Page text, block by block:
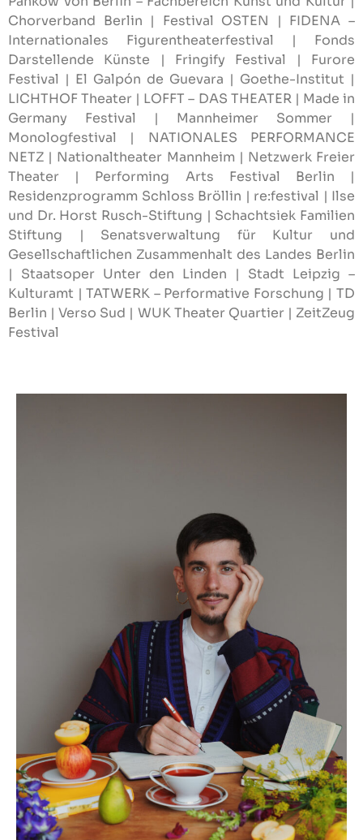
Chorverband Berlin | Festival OSTEN | FIDENA –
Internationales Figurentheaterfestival | Fonds
Darstellende Künste | Fringify Festival | Furore
Festival | El Galpón de Guevara | Goethe-Institut |
LICHTHOF Theater | LOFFT – DAS THEATER | Made in
Germany Festival | Mannheimer Sommer |
Monologfestival | NATIONALES PERFORMANCE
NETZ | Nationaltheater Mannheim | Netzwerk Freier
Theater | Performing Arts Festival Berlin |
Residenzprogramm Schloss Bröllin | re:festival | Ilse
und Dr. Horst Rusch-Stiftung | Schachtsiek Familien
Stiftung | Senatsverwaltung für Kultur und
Gesellschaftlichen Zusammenhalt des Landes Berlin
| Staatsoper Unter den Linden | Stadt Leipzig –
Kulturamt | TATWERK – Performative Forschung | TD
Berlin | Verso Sud | WUK Theater Quartier | ZeitZeug
Festival